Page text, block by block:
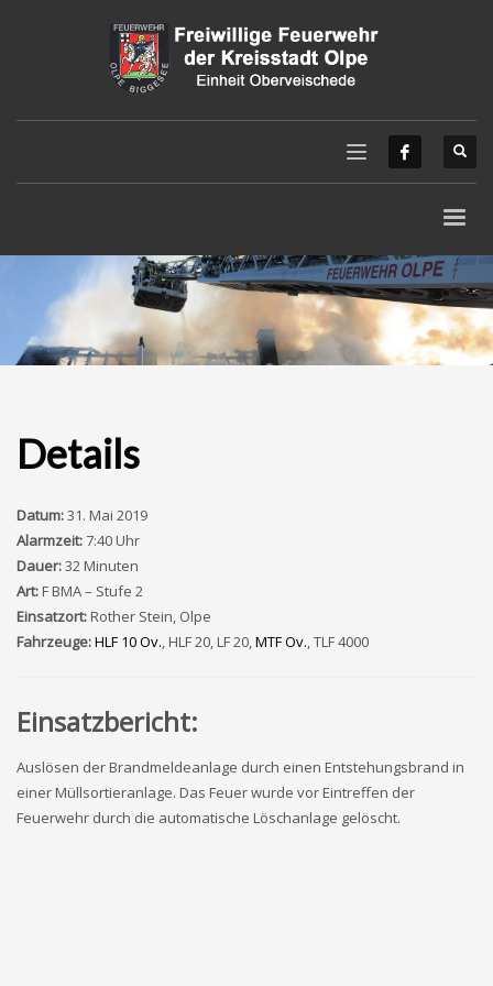
Details
Datum:31. Mai 2019
Alarmzeit:7:40 Uhr
Dauer:32 Minuten
Art:F BMA – Stufe 2
Einsatzort:Rother Stein, Olpe
Fahrzeuge:HLF 10 Ov., HLF 20, LF 20,MTF Ov., TLF 4000
Einsatzbericht:
Auslösen der Brandmeldeanlage durch einen Entstehungsbrand in
einer Müllsortieranlage. Das Feuer wurde vor Eintreffen der
Feuerwehr durch die automatische Löschanlage gelöscht.